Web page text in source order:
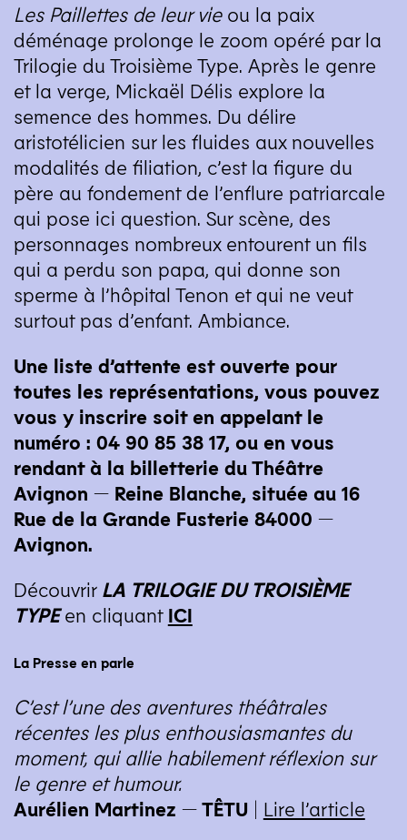
Les Paillettes de leur vieou la paix
déménage prolonge le zoom opéré par la
Trilogie du Troisième Type. Après le genre
et la verge, Mickaël Délis explore la
semence des hommes. Du délire
aristotélicien sur les fluides aux nouvelles
modalités de filiation, c’est la figure du
père au fondement de l’enflure patriarcale
qui pose ici question. Sur scène, des
personnages nombreux entourent un fils
qui a perdu son papa, qui donne son
sperme à l’hôpital Tenon et qui ne veut
surtout pas d’enfant. Ambiance.
Une liste d’attente est ouverte pour
toutes les représentations, vous pouvez
vous y inscrire soit en appelant le
numéro : 04 90 85 38 17, ou en vous
rendant à la billetterie du Théâtre
Avignon — Reine Blanche, située au 16
Rue de la Grande Fusterie 84000 —
Avignon.
Découvrir LA TRILOGIE DU TROISIÈME
TYPEen cliquant ICI
La Presse en parle
C’est l’une des aventures théâtrales
récentes les plus enthousiasmantes du
moment, qui allie habilement réflexion sur
le genre et humour.
Aurélien Martinez —TÊTU| Lire l’article